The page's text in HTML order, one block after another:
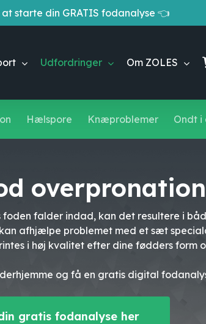
starte din GRATIS fodanalyse 👈
Udfordringer Om ZOLES
Cart
Hælspore Knæproblemer Ondt i
overpronation
falder indad, kan det resultere i
afhjælpe problemet med et sæt
i høj kvalitet efter dine fødders form
og få en gratis digital
gratis fodanalyse her